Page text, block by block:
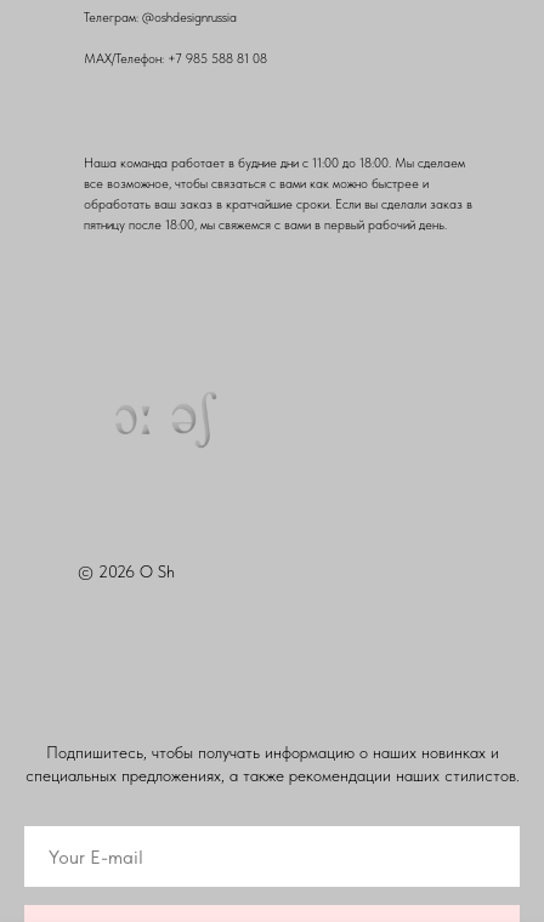
Teлеграм: @oshdesignrussia
MAX/Телефон: +7 985 588 81 08
Наша команда работает в будние дни с 11:00 до 18:00. Мы сделаем
все возможное, чтобы связаться с вами как можно быстрее и
обработать ваш заказ в кратчайшие сроки. Если вы сделали заказ в
пятницу после 18:00, мы свяжемся с вами в первый рабочий день.
© 2026 O Sh
Подпишитесь, чтобы получать информацию о наших новинках и
специальных предложениях, а также рекомендации наших стилистов.